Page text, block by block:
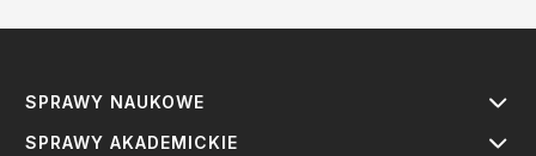
SPRAWY NAUKOWE
SPRAWY AKADEMICKIE